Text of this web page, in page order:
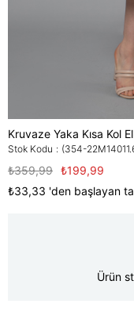
Kruvaze Yaka Kısa Kol
Stok Kodu (354-
₺359,99 ₺199,99
₺33,33 'den başlayan
Ürün